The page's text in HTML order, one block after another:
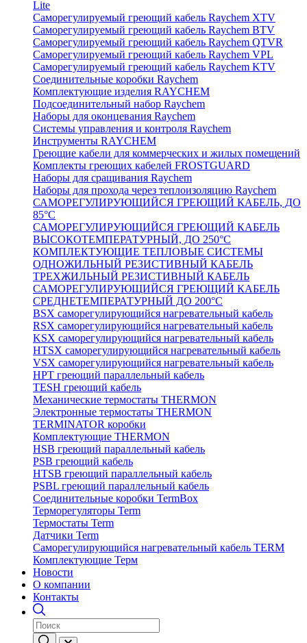
Lite
Саморегулируемый греющий кабель Raychem XTV
Саморегулируемый греющий кабель Raychem BTV
Саморегулируемый греющий кабель Raychem QTVR
Саморегулируемый греющий кабель Raychem VPL
Саморегулируемый греющий кабель Raychem KTV
Соединительные коробки Raychem
Комплектующие изделия RAYCHEM
Подсоединительный набор Raychem
Наборы для оконцевания Raychem
Системы управления и контроля Raychem
Инструменты RAYCHEM
Греющие кабели для коммерческих и жилых помещений
Комплекты греющих кабелей FROSTGUARD
Наборы для сращивания Raychem
Наборы для прохода через теплоизоляцию Raychem
САМОРЕГУЛИРУЮЩИЙСЯ ГРЕЮЩИЙ КАБЕЛЬ, ДО
85°С
САМОРЕГУЛИРУЮЩИЙСЯ ГРЕЮЩИЙ КАБЕЛЬ
ВЫСОКОТЕМПЕРАТУРНЫЙ, ДО 250°С
КОМПЛЕКТУЮЩИЕ ТЕПЛОВЫЕ СИСТЕМЫ
ОДНОЖИЛЬНЫЙ РЕЗИСТИВНЫЙ КАБЕЛЬ
ТРЕХЖИЛЬНЫЙ РЕЗИСТИВНЫЙ КАБЕЛЬ
САМОРЕГУЛИРУЮЩИЙСЯ ГРЕЮЩИЙ КАБЕЛЬ
СРЕДНЕТЕМПЕРАТУРНЫЙ ДО 200°С
BSX саморегулирующийся нагревательный кабель
RSX саморегулирующийся нагревательный кабель
KSX саморегулирующийся нагревательный кабель
HTSX саморегулирующийся нагревательный кабель
VSX саморегулирующийся нагревательный кабель
НРТ греющий параллельный кабель
TESH греющий кабель
Механические термостаты THERMON
Электронные термостаты THERMON
TERMINATOR коробки
Комплектующие THERMON
HSB греющий параллельный кабель
PSB греющий кабель
HTSB греющий параллельный кабель
PSBL греющий параллельный кабель
Соединительные коробки TermBox
Терморегуляторы Term
Термостаты Term
Датчики Term
Саморегулирующийся нагревательный кабель TERM
Комплектующие Терм
Новости
О компании
Контакты